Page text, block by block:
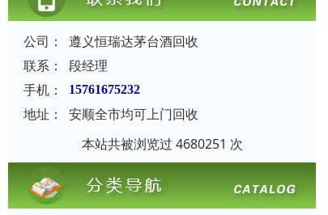
公司：
遵义恒瑞达茅台酒回收
联系：
段经理
手机：
15761675232
地址：
安顺全市均可上门回收
本站共被浏览过 4680251 次